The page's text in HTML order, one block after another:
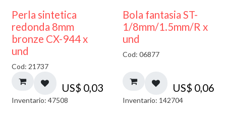
Perla sintetica
redonda 8mm
bronze CX-944 x
und
Cod: 21737
US$ 0,03
Inventario: 47508
Bola fantasia ST-
1/8mm/1.5mm/R x
und
Cod: 06877
US$ 0,06
Inventario: 142704